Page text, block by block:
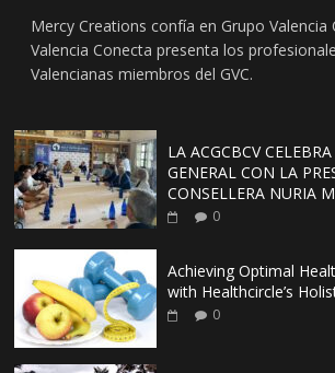
Mercy Creations confía en Grupo Valencia
Valencia Conecta presenta los
Valencianas miembros del GVC.
LA ACGCBCV
GENERAL CON LA
CONSELLERA NURIA
0
Achieving Optimal
with Healthcircle’s
0